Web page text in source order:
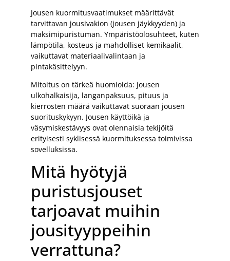
Jousen kuormitusvaatimukset määrittävät
tarvittavan jousivakion (jousen jäykkyyden) ja
maksimipuristuman. Ympäristöolosuhteet, kuten
lämpötila, kosteus ja mahdolliset kemikaalit,
vaikuttavat materiaalivalintaan ja
pintakäsittelyyn.
Mitoitus on tärkeä huomioida: jousen
ulkohalkaisija, langanpaksuus, pituus ja
kierrosten määrä vaikuttavat suoraan jousen
suorituskykyyn. Jousen käyttöikä ja
väsymiskestävyys ovat olennaisia tekijöitä
erityisesti syklisessä kuormituksessa toimivissa
sovelluksissa.
Mitä hyötyjä
puristusjouset
tarjoavat muihin
jousityyppeihin
verrattuna?